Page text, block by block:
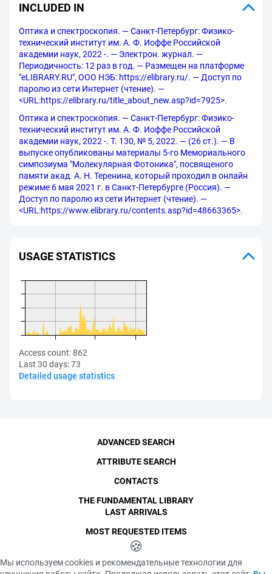
INCLUDED IN
Оптика и спектроскопия. — Санкт-Петербург: Физико-
технический институт им. А. Ф. Иоффе Российской
академии наук, 2022 -. — Электрон. журнал. —
Периодичность: 12 раз в год. — Размещен на платформе
"eLIBRARY.RU", ООО НЭБ: https://elibrary.ru/. — Доступ по
паролю из сети Интернет (чтение). —
<URL:https://elibrary.ru/title_about_new.asp?id=7925>.
Оптика и спектроскопия. — Санкт-Петербург: Физико-
технический институт им. А. Ф. Иоффе Российской
академии наук, 2022 -. Т. 130, № 5, 2022. — (26 ст.). — В
выпуске опубликованы материалы 5-го Мемориального
симпозиума "Молекулярная Фотоника", посвященого
памяти акад. А. Н. Теренина, который проходил в онлайн
режиме 6 мая 2021 г. в Санкт-Петербурге (Россия). —
Доступ по паролю из сети Интернет (чтение). —
<URL:https://www.elibrary.ru/contents.asp?id=48663365>.
USAGE STATISTICS
Access count:862
Last 30 days:73
Detailed usage statistics
SPbPU, 1996-2026
Copyright and Personal Data
The photographs are
ADVANCED SEARCH
ATTRIBUTE SEARCH
CONTACTS
THE FUNDAMENTAL LIBRARY
LAST ARRIVALS
MOST REQUESTED ITEMS
🍪
Мы используем cookies и рекомендательные технологии для